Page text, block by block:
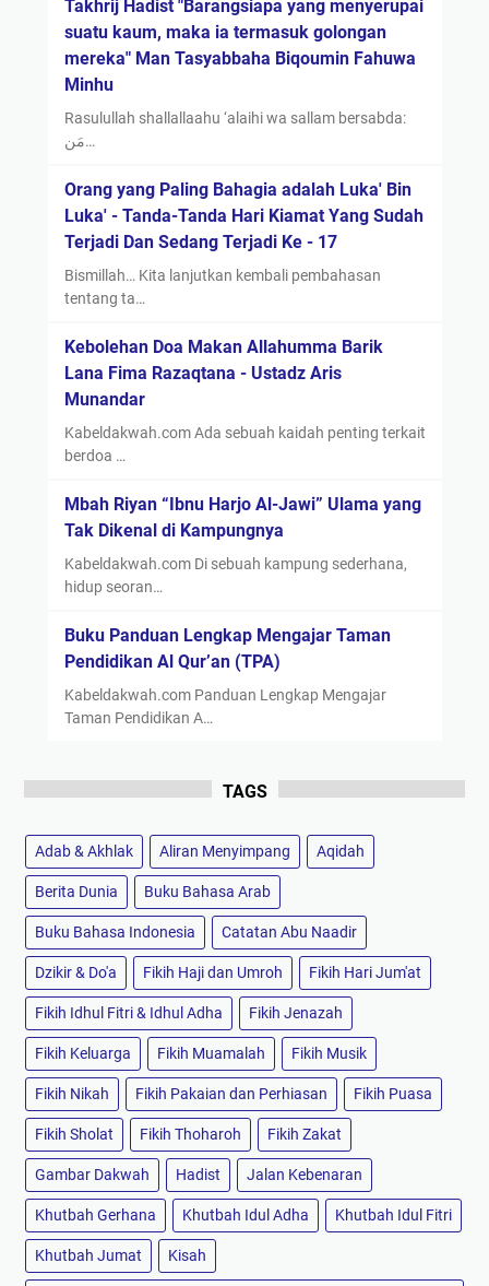
Takhrij Hadist "Barangsiapa yang menyerupai
suatu kaum, maka ia termasuk golongan
mereka" Man Tasyabbaha Biqoumin Fahuwa
Minhu
Rasulullah shallallaahu ‘alaihi wa sallam bersabda:
مَن…
Orang yang Paling Bahagia adalah Luka' Bin
Luka' - Tanda-Tanda Hari Kiamat Yang Sudah
Terjadi Dan Sedang Terjadi Ke - 17
Bismillah… Kita lanjutkan kembali pembahasan
tentang ta…
Kebolehan Doa Makan Allahumma Barik
Lana Fima Razaqtana - Ustadz Aris
Munandar
Kabeldakwah.com Ada sebuah kaidah penting terkait
berdoa …
Mbah Riyan “Ibnu Harjo Al-Jawi” Ulama yang
Tak Dikenal di Kampungnya
Kabeldakwah.com Di sebuah kampung sederhana,
hidup seoran…
Buku Panduan Lengkap Mengajar Taman
Pendidikan Al Qur’an (TPA)
Kabeldakwah.com Panduan Lengkap Mengajar
Taman Pendidikan A…
TAGS
Adab & Akhlak Aliran Menyimpang Aqidah
Berita Dunia Buku Bahasa Arab
Buku Bahasa Indonesia Catatan Abu Naadir
Dzikir & Do'a Fikih Haji dan Umroh Fikih Hari Jum'at
Fikih Idhul Fitri & Idhul Adha Fikih Jenazah
Fikih Keluarga Fikih Muamalah Fikih Musik
Fikih Nikah Fikih Pakaian dan Perhiasan Fikih Puasa
Fikih Sholat Fikih Thoharoh Fikih Zakat
Gambar Dakwah Hadist Jalan Kebenaran
Khutbah Gerhana Khutbah Idul Adha Khutbah Idul Fitri
Khutbah Jumat Kisah